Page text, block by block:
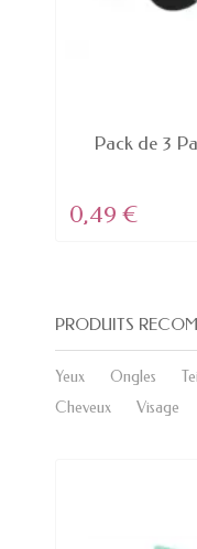
PRODUIT
Pack de 3
0,49 €
PRODUITS
Yeux Ongles
Cheveux
Visage